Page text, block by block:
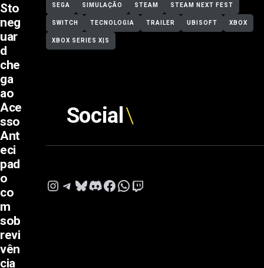
Sto
neg
uar
d
che
ga
ao
Ace
sso
Ant
eci
pad
o
co
m
sob
revi
vên
cia
SEGA SIMULAÇÃO STEAM STEAM NEXT FEST
SWITCH TECNOLOGIA TRAILER UBISOFT XBOX
XBOX SERIES X|S
Social
Instagram
Telegram
Bluesky
Discord
Facebook
WhatsApp
Twitch